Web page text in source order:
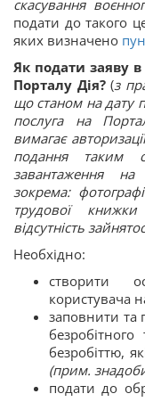
скасування
подати до такого
яких визначено
Як подати заяву
Порталу Дія? (з
що станом на дату
послуга на
вимагає
подання таким
завантаження на
зокрема:
трудової
відсутність
Необхідно:
створити
користувача
заповнити та
безробіттю,
(прим.
подати до